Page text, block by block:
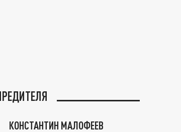
КОНСТАНТИН МАЛОФЕЕВ